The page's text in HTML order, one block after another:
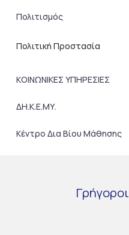
Πολιτισμός
Πολιτική Προστασία
ΚΟΙΝΩΝΙΚΕΣ ΥΠΗΡΕΣΙΕΣ
ΔΗ.Κ.Ε.ΜΥ.
Κέντρο Δια Βίου Μάθησης
Γρήγοροι